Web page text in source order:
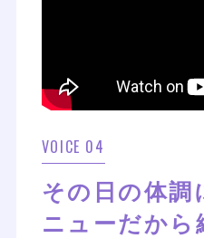
VOICE 04
その日の体調
ニューだから